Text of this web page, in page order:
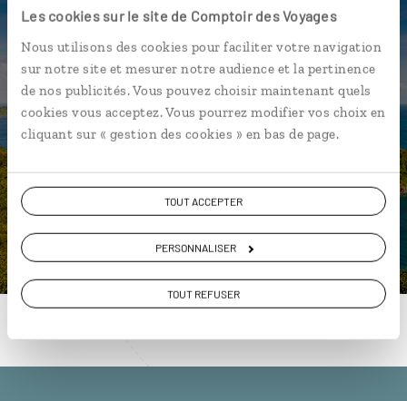
Les cookies sur le site de Comptoir des Voyages
Nous utilisons des cookies pour faciliter votre navigation
sur notre site et mesurer notre audience et la pertinence
de nos publicités. Vous pouvez choisir maintenant quels
cookies vous acceptez. Vous pourrez modifier vos choix en
cliquant sur « gestion des cookies » en bas de page.
TOUT ACCEPTER
PERSONNALISER
TOUT REFUSER
Nos 6 idées de voyage
Guadeloupe
DÉCOUVRIR